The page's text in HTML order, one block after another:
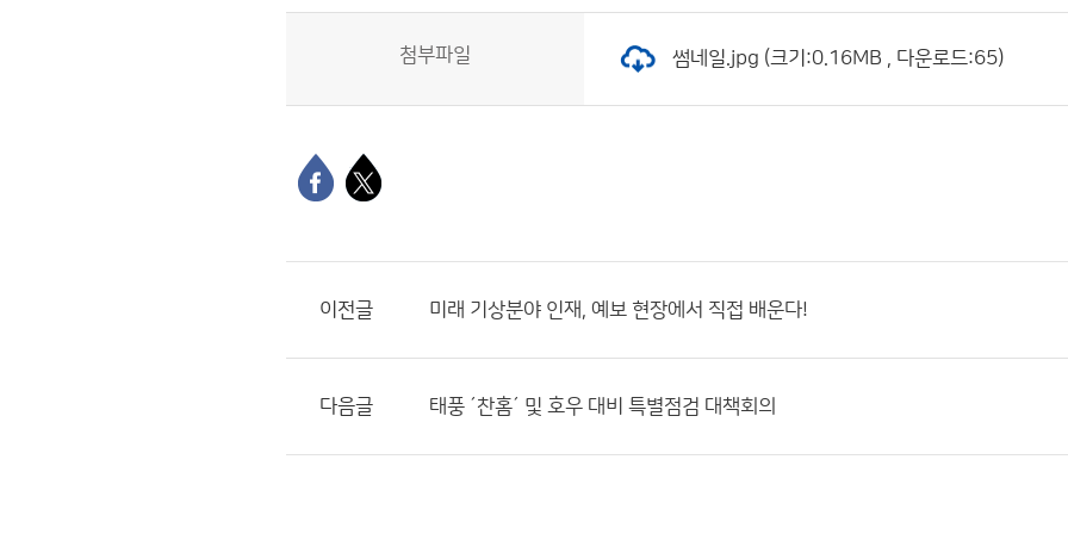
첨부파일 썸네일.jpg (크기:0.16MB , 다운로드:65)
이전글 미래 기상분야 인재, 예보 현장에서 직접 배운다!
다음글 태풍 ´찬홈´ 및 호우 대비 특별점검 대책회의